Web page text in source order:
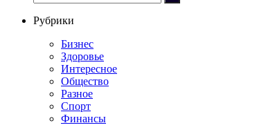
Рубрики
Бизнес
Здоровье
Интересное
Общество
Разное
Спорт
Финансы